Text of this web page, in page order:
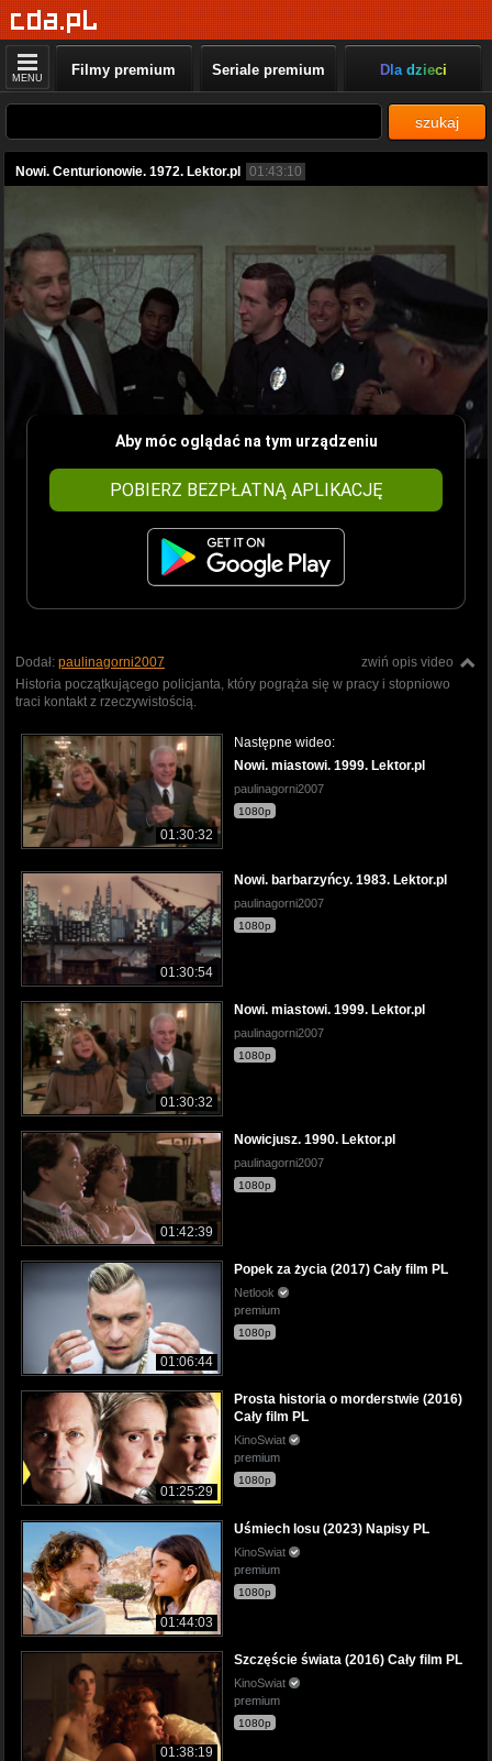
MENU Filmy premium Seriale premium Dla dzieci
szukaj
Nowi. Centurionowie. 1972. Lektor.pl 01:43:10
Aby móc oglądać na tym urządzeniu
POBIERZ BEZPŁATNĄ APLIKACJĘ
zwiń opis video
Dodał: paulinagorni2007
Historia początkującego policjanta, który pogrąża się w pracy i stopniowo
traci kontakt z rzeczywistością.
01:30:32
Następne wideo:
Nowi. miastowi. 1999. Lektor.pl
paulinagorni2007
1080p
01:30:54
Nowi. barbarzyńcy. 1983. Lektor.pl
paulinagorni2007
1080p
01:30:32
Nowi. miastowi. 1999. Lektor.pl
paulinagorni2007
1080p
01:42:39
Nowicjusz. 1990. Lektor.pl
paulinagorni2007
1080p
01:06:44
Popek za życia (2017) Cały film PL
Netlook
premium
1080p
01:25:29
Prosta historia o morderstwie (2016)
Cały film PL
KinoSwiat
premium
1080p
01:44:03
Uśmiech losu (2023) Napisy PL
KinoSwiat
premium
1080p
01:38:19
Szczęście świata (2016) Cały film PL
KinoSwiat
premium
1080p